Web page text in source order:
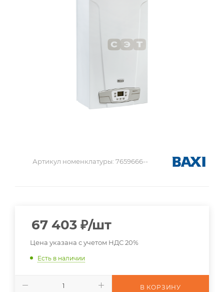
Артикул номенклатуры: 7659666--
67 403 ₽/шт
Цена указана с учетом НДС 20%
Есть в наличии
В КОРЗИНУ